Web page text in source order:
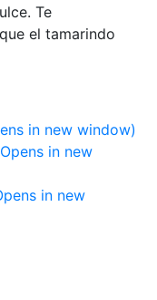
Te
el tamarindo
in new window)
in new
in new